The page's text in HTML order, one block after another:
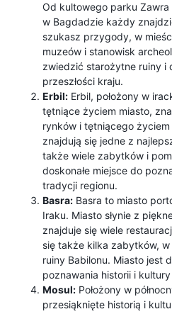
Od kultowego parku
w Bagdadzie każdy
szukasz przygody, w
muzeów i stanowisk
zwiedzić starożytne ruiny i
przeszłości kraju.
Erbil: Erbil, położony w
tętniące życiem miasto,
rynków i tętniącego
znajdują się jedne z
także wiele zabytków i
doskonałe miejsce do
tradycji regionu.
Basra: Basra to miasto
Iraku. Miasto słynie z
znajduje się wiele
się także kilka zabytków,
ruiny Babilonu. Miasto jest
poznawania historii i
Mosul: Położony w
przesiąknięte historią i